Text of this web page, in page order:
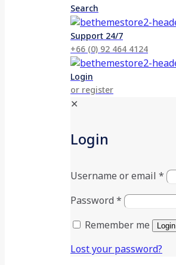
Search
Support 24/7
+66 (0) 92 464 4124
Login
or register
✕
Login
Username or email *
Password *
Remember me
Login
Lost your password?